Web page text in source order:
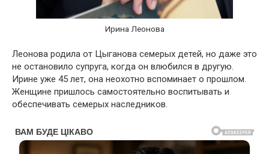
Ирина Леонова
Леонова родила от Цыганова семерых детей, но даже это
не остановило супруга, когда он влюбился в другую.
Ирине уже 45 лет, она неохотно вспоминает о прошлом.
Женщине пришлось самостоятельно воспитывать и
обеспечивать семерых наследников.